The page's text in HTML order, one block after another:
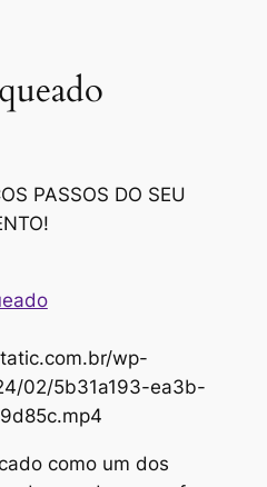
PASSOS DO SEU
wp-
02/5b31a193-ea3b-
como um dos